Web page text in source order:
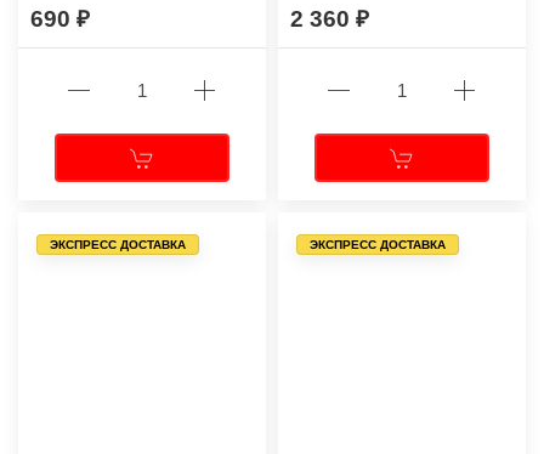
690 2 360
ЭКСПРЕСС ДОСТАВКА ЭКСПРЕСС ДОСТАВКА